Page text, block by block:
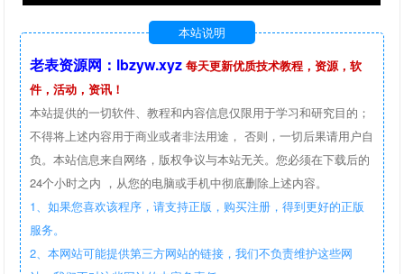
本站说明
老表资源网：lbzyw.xyz 每天更新优质技术教程，资源，软
件，活动，资讯！
本站提供的一切软件、教程和内容信息仅限用于学习和研究目的；
不得将上述内容用于商业或者非法用途， 否则，一切后果请用户自
负。本站信息来自网络，版权争议与本站无关。您必须在下载后的
24个小时之内 ，从您的电脑或手机中彻底删除上述内容。
1、如果您喜欢该程序，请支持正版，购买注册，得到更好的正版
服务。
2、本网站可能提供第三方网站的链接，我们不负责维护这些网